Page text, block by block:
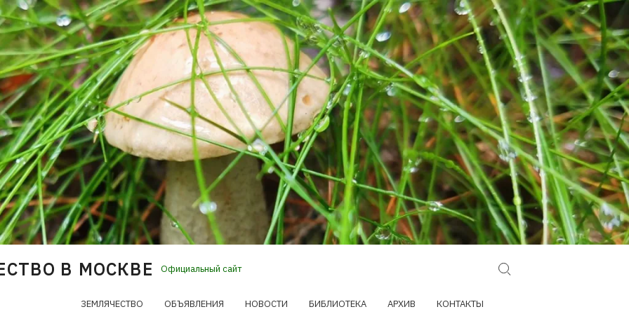
В МОСКВЕ Официальный сайт
ЗЕМЛЯЧЕСТВО ОБЪЯВЛЕНИЯ НОВОСТИ БИБЛИОТЕКА АРХИВ КОНТАКТЫ
Search for: